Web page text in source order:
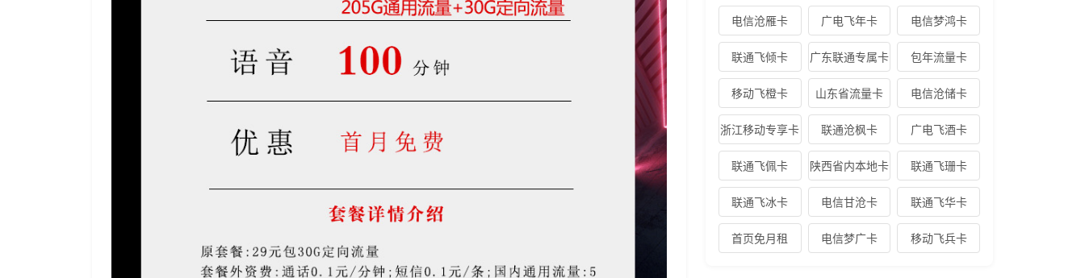
电信沧雁卡 广电飞年卡 电信梦鸿卡
联通飞倾卡 广东联通专属卡 包年流量卡
移动飞橙卡 山东省流量卡 电信沧储卡
浙江移动专享卡 联通沧枫卡 广电飞酒卡
联通飞佩卡 陕西省内本地卡 联通飞珊卡
联通飞冰卡 电信甘沧卡 联通飞华卡
首页免月租 电信梦广卡 移动飞兵卡